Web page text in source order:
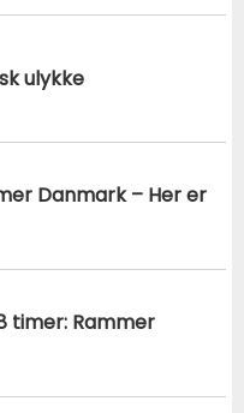
ulykke
Danmark – Her er
timer: Rammer